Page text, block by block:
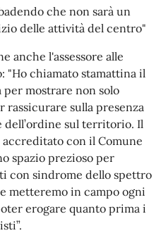
che non sarà un
delle attività del centro"
anche l'assessore alle
"Ho chiamato stamattina il
per mostrare non solo
sulla presenza
sul territorio. Il
con il Comune
spazio prezioso per
con sindrome dello spettro
metteremo in campo ogni
erogare quanto prima i